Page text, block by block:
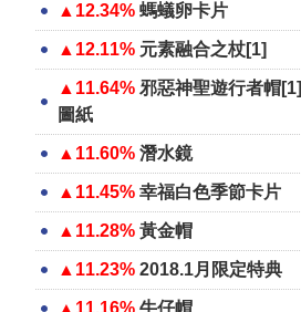
▲12.34% 螞蟻卵卡片
▲12.11% 元素融合之杖[1]
▲11.64% 邪惡神聖遊行者帽[1]
圖紙
▲11.60% 潛水鏡
▲11.45% 幸福白色季節卡片
▲11.28% 黃金帽
▲11.23% 2018.1月限定特典
▲11.16% 牛仔帽